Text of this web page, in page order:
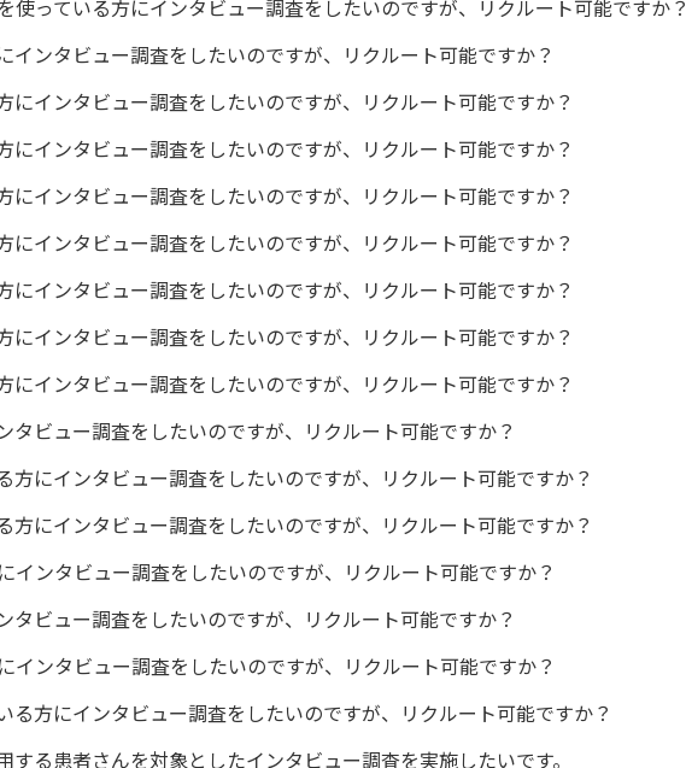
っている方にインタビュー調査をしたいのですが、リクルート可能ですか？
ンタビュー調査をしたいのですが、リクルート可能ですか？
インタビュー調査をしたいのですが、リクルート可能ですか？
インタビュー調査をしたいのですが、リクルート可能ですか？
インタビュー調査をしたいのですが、リクルート可能ですか？
インタビュー調査をしたいのですが、リクルート可能ですか？
インタビュー調査をしたいのですが、リクルート可能ですか？
インタビュー調査をしたいのですが、リクルート可能ですか？
インタビュー調査をしたいのですが、リクルート可能ですか？
ビュー調査をしたいのですが、リクルート可能ですか？
にインタビュー調査をしたいのですが、リクルート可能ですか？
にインタビュー調査をしたいのですが、リクルート可能ですか？
インタビュー調査をしたいのですが、リクルート可能ですか？
ビュー調査をしたいのですが、リクルート可能ですか？
インタビュー調査をしたいのですが、リクルート可能ですか？
方にインタビュー調査をしたいのですが、リクルート可能ですか？
る患者さんを対象としたインタビュー調査を実施したいです。